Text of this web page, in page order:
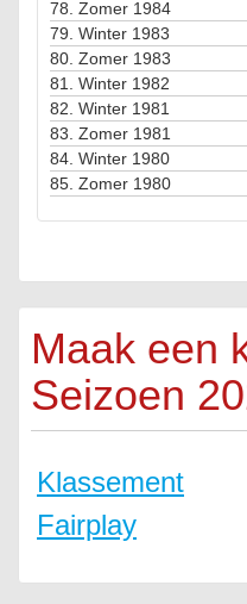
78. Zomer 1984
79. Winter 1983
80. Zomer 1983
81. Winter 1982
82. Winter 1981
83. Zomer 1981
84. Winter 1980
85. Zomer 1980
Maak een
Seizoen
Klassement
Fairplay